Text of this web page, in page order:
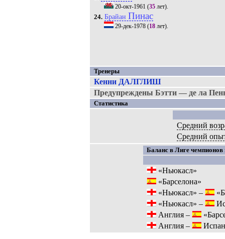
20-окт-1961 (35лет).
24. Брайан Пинас
29-дек-1978(18лет).
Тренеры
Кенни ДАЛГЛИШ
Предупреждены Бэтти — де ла
Статистика
Средний
Средний
Баланс в Лиге чемпионов
«Ньюкасл»
«Барселона»
«Ньюкасл» –
«Ньюкасл» –
Англия –
Англия –